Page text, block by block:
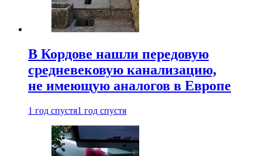
В Кордове нашли передовую
средневековую канализацию,
не имеющую аналогов в Европе
1 год спустя1 год спустя